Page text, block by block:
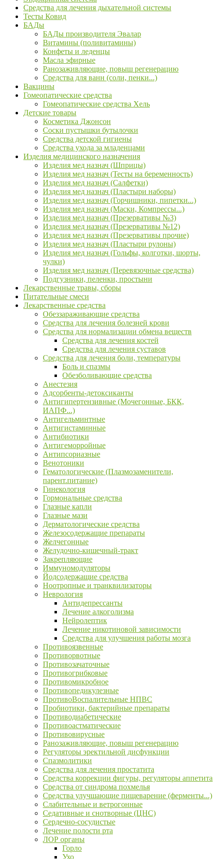
Средства для лечения дыхательной системы
Тесты Ковид
БАДы
БАДы производителя Эвалар
Витамины (поливитамины)
Конфеты и леденцы
Масла эфирные
Ранозаживляющие, повыш регенерацию
Средства для ванн (соли, пенки...)
Вакцины
Гомеопатические средства
Гомеопатические средства Хель
Детские товары
Косметика Джонсон
Соски пустышки бутылочки
Средства детской гигиены
Средства ухода за младенцами
Изделия медицинского назначения
Изделия мед назнач (Шприцы)
Изделия мед назнач (Тесты на беременность)
Изделия мед назнач (Салфетки)
Изделия мед назнач (Пластыри наборы)
Изделия мед назнач (Горчишники, пипетки...)
Изделия мед назнач (Маски, Компрессы...)
Изделия мед назнач (Презервативы №3)
Изделия мед назнач (Презервативы №12)
Изделия мед назнач (Презервативы прочие)
Изделия мед назнач (Пластыри рулоны)
Изделия мед назнач (Гольфы, колготки, шорты,
чулки)
Изделия мед назнач (Перевязочные средства)
Подгузники, пеленки, простыни
Лекарственные травы, сборы
Питательные смеси
Лекарственные средства
Обеззараживающие средства
Средства для лечения болезней крови
Средства для нормализации обмена веществ
Средства для лечения костей
Средства для лечения суставов
Средства для лечения боли, температуры
Боль и спазмы
Обезболивающие средства
Анестезия
Адсорбенты-детоксиканты
Антигипертензивные (Мочегонные, БКК,
ИАПФ...)
Антигельминтные
Антигистаминные
Антибиотики
Антигеморройные
Антипсориазные
Венотоники
Гематологические (Плазмозаменители,
парент.питание)
Гинекология
Гормональные средства
Глазные капли
Глазные мази
Дерматологические средства
Железосодержащие препараты
Желчегонные
Желудочно-кишечный-тракт
Закрепляющие
Иммуномодуляторы
Йодсодержащие средства
Ноотропные и транквилизаторы
Неврология
Антидепрессанты
Лечение алкоголизма
Нейролептик
Лечение никотиновой зависимости
Средства для улучшения работы мозга
Противоязвенные
Противорвотные
Противозачаточные
Противогрибковые
Противомикробное
Противопедикулезные
ПротивоВоспалительные НПВС
Пробиотики, бактерийные препараты
Противодиабетические
Противоастматические
Противовирусные
Ранозаживляющие, повыш регенерацию
Регуляторы эректильной дисфункции
Спазмолитики
Средства для лечения простатита
Средства коррекции фигуры, регуляторы аппетита
Средства от синдрома похмелья
Средства улучшающие пищеварение (ферменты...)
Слабительные и ветрогонные
Седативные и снотворные (ЦНС)
Сердечно-сосудистые
Лечение полости рта
ЛОР органы
Горло
Ухо